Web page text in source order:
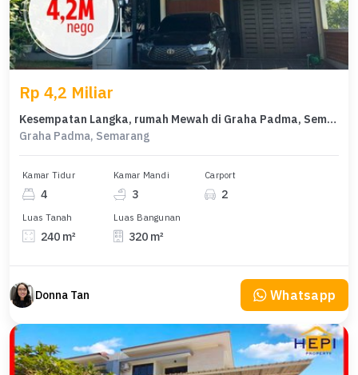
Rp 4,2 Miliar
Kesempatan Langka, rumah Mewah di Graha Padma, Semarang, LB 320m²
Graha Padma, Semarang
Kamar Tidur
4
Kamar Mandi
3
Carport
2
Luas Tanah
240 m²
Luas Bangunan
320 m²
Donna Tan Whatsapp